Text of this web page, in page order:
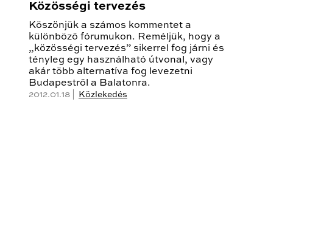
Közösségi tervezés
Köszönjük a számos kommentet a
különböző fórumukon. Reméljük, hogy a
„közösségi tervezés” sikerrel fog járni és
tényleg egy használható útvonal, vagy
akár több alternatíva fog levezetni
Budapestről a Balatonra.
2012.01.18 | Közlekedés